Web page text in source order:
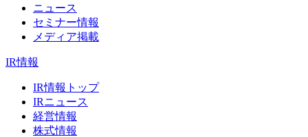
ニュース
セミナー情報
メディア掲載
IR情報
IR情報トップ
IRニュース
経営情報
株式情報